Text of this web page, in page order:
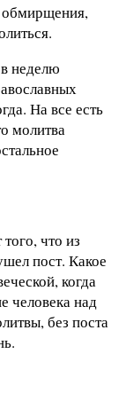
обмирщения,
неделю
На все есть
молитва
что из
пост. Какое
когда
человека над
без поста